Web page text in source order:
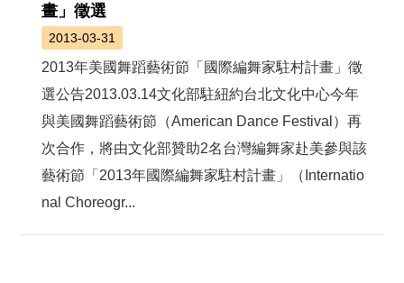
畫」徵選
2013-03-31
2013年美國舞蹈藝術節「國際編舞家駐村計畫」徵
選公告2013.03.14文化部駐紐約台北文化中心今年
與美國舞蹈藝術節（American Dance Festival）再
次合作，將由文化部贊助2名台灣編舞家赴美參與該
藝術節「2013年國際編舞家駐村計畫」（Internatio
nal Choreogr...